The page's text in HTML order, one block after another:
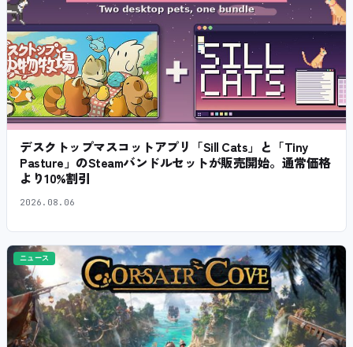
デスクトップマスコットアプリ「Sill Cats」と「Tiny
Pasture」のSteamバンドルセットが販売開始。通常価格
より10%割引
2026.08.06
ニュース